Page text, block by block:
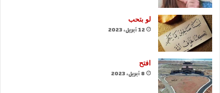
لو بتحب
12 أبريل، 2023
افتح
8 أبريل، 2023